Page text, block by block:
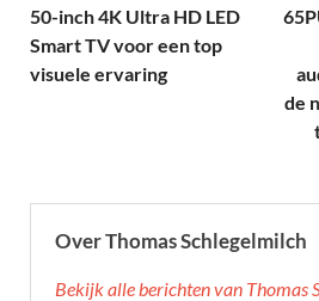
50-inch 4K Ultra HD LED
Smart TV voor een top
visuele ervaring
de
Over Thomas Schlegelmilch
Bekijk alle berichten van Thomas